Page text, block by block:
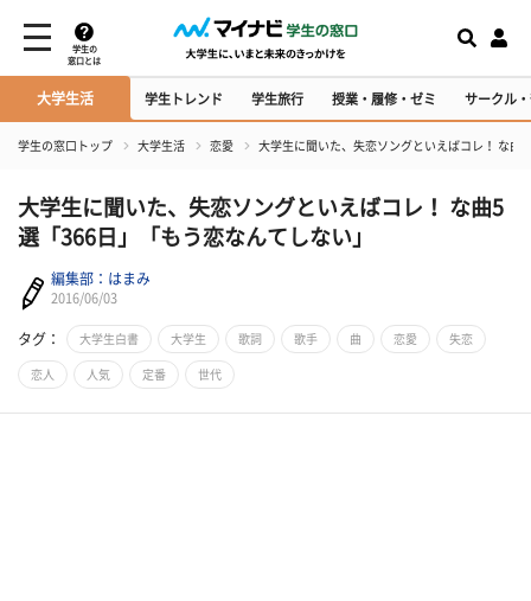
学生の
窓口とは
大学生活 学生トレンド 学生旅行 授業・履修・ゼミ サークル
学生の窓口トップ 大学生活 恋愛 大学生に聞いた、失恋ソングといえばコレ！ な曲
大学生に聞いた、失恋ソングといえばコレ！ な曲5
選「366日」「もう恋なんてしない」
編集部：はまみ
2016/06/03
タグ： 大学生白書 大学生 歌詞 歌手 曲 恋愛 失恋
恋人 人気 定番 世代